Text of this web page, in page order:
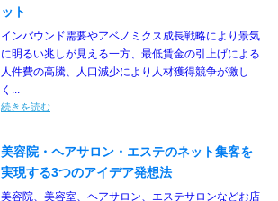
ット
インバウンド需要やアベノミクス成長戦略により景気
に明るい兆しが見える一方、最低賃金の引上げによる
人件費の高騰、人口減少により人材獲得競争が激し
く...
続きを読む
美容院・ヘアサロン・エステのネット集客を
実現する3つのアイデア発想法
美容院、美容室、ヘアサロン、エステサロンなどお店